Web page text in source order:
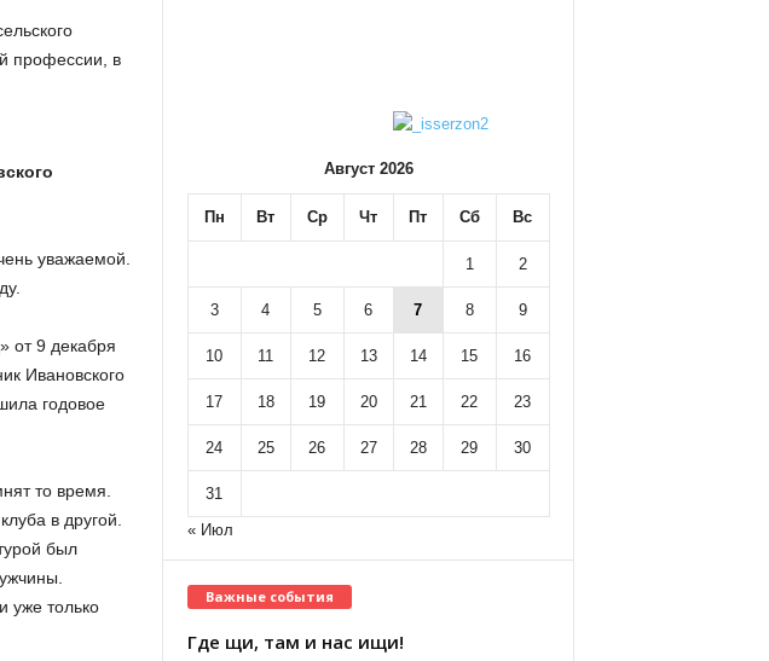
профессии, в
уважаемой.
от 9 декабря
Ивановского
годовое
то время.
в другой.
был
уже только
Август 2026
Пн Вт Ср Чт Пт Сб Вс
1 2
3 4 5 6 7 8 9
10 11 12 13 14 15 16
17 18 19 20 21 22 23
24 25 26 27 28 29 30
31
« Июл
Важные события
Где щи, там и нас ищи!